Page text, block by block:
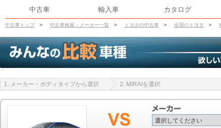
中古車 輸入車 カタログ
中古車トップ > 中古車検索：メーカー一覧 > トヨタの中古車 > 全国のトヨタ >
1. メーカー・ボディタイプから選択 2. MIRAIを選択